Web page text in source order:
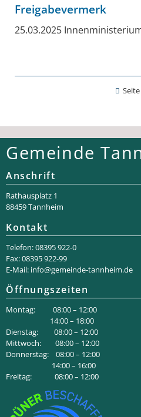
Freigabevermerk
25.03.2025
Gemeinde
Anschrift
Rathaus­platz 1
88459 Tannheim
Kontakt
Telefon: 08395 922-0
Fax: 08395 922-99
E-Mail: info@gemeinde-tannheim.de
Öffnungszeiten
Montag: 08:00 – 12:00
14:00 – 18:00
Dienstag: 08:00 – 12:00
Mittwoch: 08:00 – 12:00
Donnerstag: 08:00 – 12:00
14:00 – 16:00
Freitag: 08:00 – 12:00